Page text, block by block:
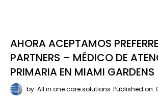
AHORA ACEPTAMOS
PARTNERS – MÉDICO DE
PRIMARIA EN MIAMI GARDENS
by: All in one care solutions Published